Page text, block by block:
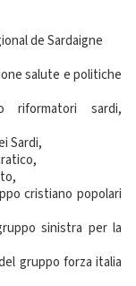
de Sardaigne
salute e politiche
riformatori sardi,
Sardi,
cristiano popolari
sinistra per la
gruppo forza italia